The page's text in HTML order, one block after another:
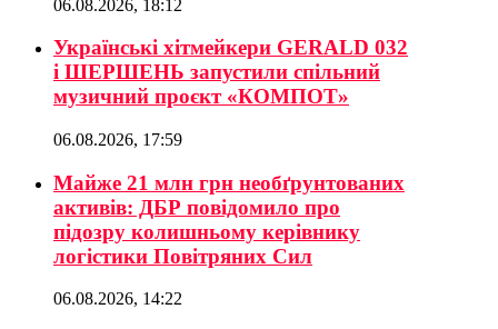
06.08.2026, 18:12
Українські хітмейкери GERALD 032
і ШЕРШЕНЬ запустили спільний
музичний проєкт «КОМПОТ»
06.08.2026, 17:59
Майже 21 млн грн необґрунтованих
активів: ДБР повідомило про
підозру колишньому керівнику
логістики Повітряних Сил
06.08.2026, 14:22